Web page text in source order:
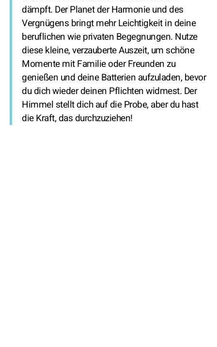
dämpft. Der Planet der Harmonie und des
Vergnügens bringt mehr Leichtigkeit in deine
beruflichen wie privaten Begegnungen. Nutze
diese kleine, verzauberte Auszeit, um schöne
Momente mit Familie oder Freunden zu
genießen und deine Batterien aufzuladen, bevor
du dich wieder deinen Pflichten widmest. Der
Himmel stellt dich auf die Probe, aber du hast
die Kraft, das durchzuziehen!